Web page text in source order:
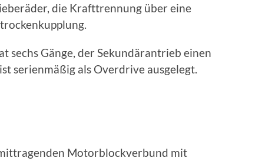
die Krafttrennung über eine
sechs Gänge, der Sekundärantrieb einen
serienmäßig als Overdrive ausgelegt.
Motorblockverbund mit